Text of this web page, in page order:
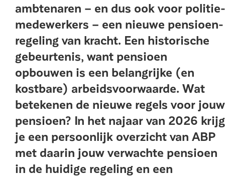
ambtenaren – en dus ook voor politie­
mede­werkers – een nieuwe pensioen­
regeling van kracht. Een historische
gebeurtenis, want pensioen
opbouwen is een belangrijke (en
kostbare) arbeidsvoorwaarde. Wat
betekenen de nieuwe regels voor jouw
pensioen? In het najaar van 2026 krijg
je een persoonlijk overzicht van ABP
met daarin jouw verwachte pensioen
in de huidige regeling en een